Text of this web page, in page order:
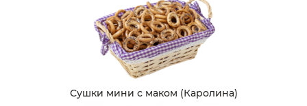
Сушки мини с маком (Каролина)